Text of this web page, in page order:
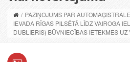
/ PAZIŅOJUMS PAR
IEVADA RĪGAS PILSĒTĀ LĪDZ VAIROGA
DUBLIERIS) BŪVNIECĪBAS IETEKMES UZ